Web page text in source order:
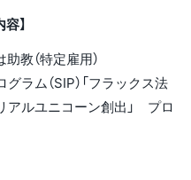
容】
教（特定雇用）
ラム（SIP）「フラックス法
アルユニコーン創出」 プロ